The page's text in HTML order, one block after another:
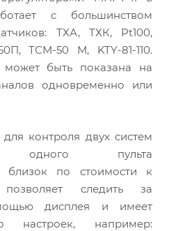
с большинством
ТХА, ТХК, Pt100,
,ТСМ-50 М, KTY-81-110.
может быть показана на
одновременно или
контроля двух систем
пульта
близок по стоимости к
следить за
дисплея и имеет
настроек, например: